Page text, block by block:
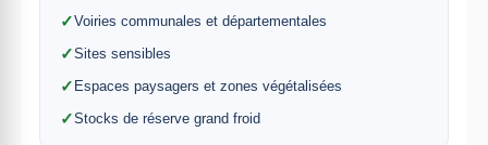
✓Voiries communales et départementales
✓Sites sensibles
✓ Espaces paysagers et zones végétalisées
✓Stocks de réserve grand froid